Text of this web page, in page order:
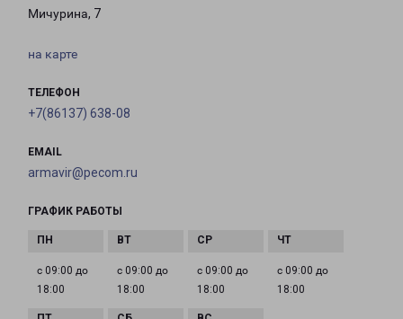
Мичурина, 7
на карте
ТЕЛЕФОН
+7(86137) 638-08
EMAIL
armavir@pecom.ru
ГРАФИК РАБОТЫ
с 09:00 до
18:00
с 09:00 до
18:00
с 09:00 до
18:00
с 09:00 до
18:00